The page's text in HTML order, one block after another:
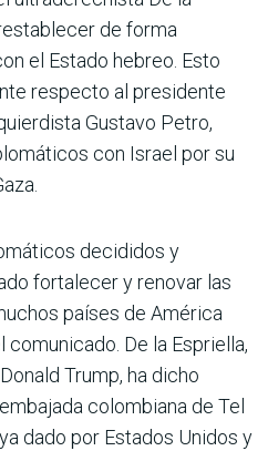
de forma
el Estado hebreo. Esto
respecto al presidente
Gustavo Petro,
con Israel por su
decididos y
fortalecer y renovar las
países de América
comunicado. De la Espriella,
Trump, ha dicho
colombiana de Tel
dado por Estados Unidos y